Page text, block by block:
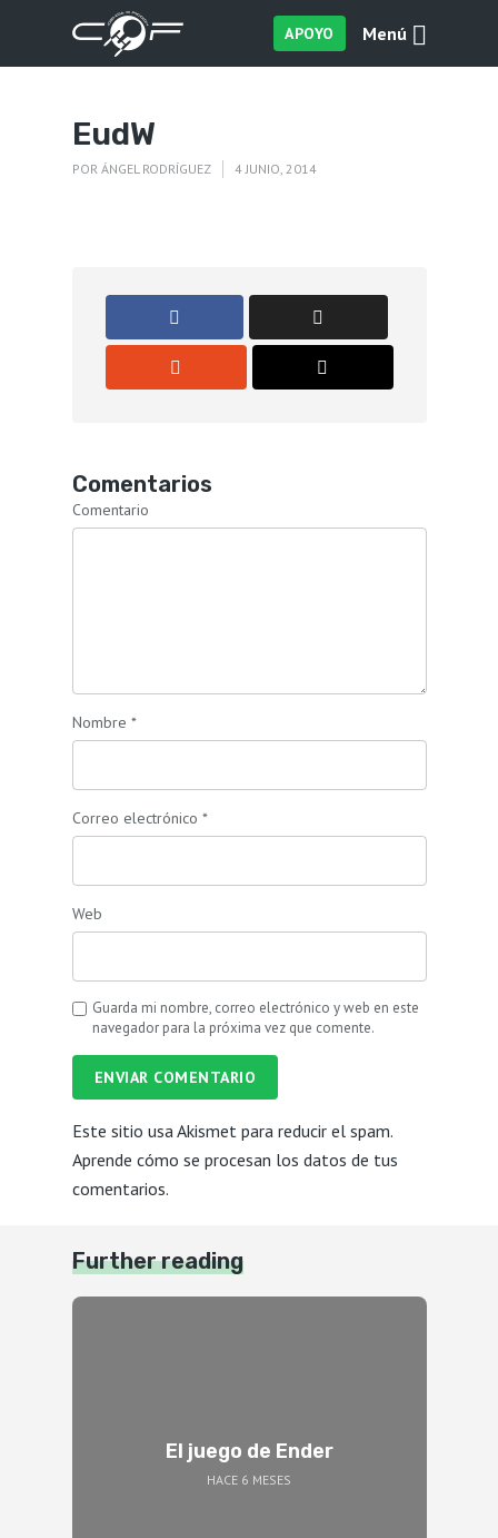
APOYO Menú
EudW
POR ÁNGEL RODRÍGUEZ 4 JUNIO, 2014
Comentarios
Comentario
Nombre *
Correo electrónico *
Web
Guarda mi nombre, correo electrónico y web en este
navegador para la próxima vez que comente.
ENVIAR COMENTARIO
Este sitio usa Akismet para reducir el spam.
Aprende cómo se procesan los datos de tus
comentarios.
Further reading
El juego de Ender
HACE 6 MESES